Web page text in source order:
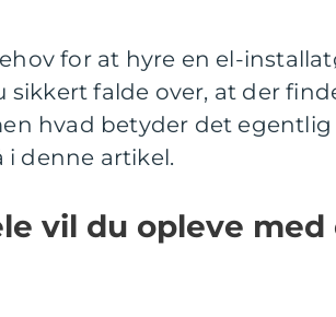
for at hyre en el-
sikkert falde over, at der
hvad betyder det
denne artikel.
vil du opleve